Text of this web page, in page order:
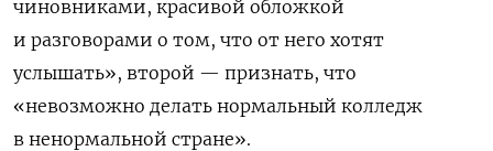
чиновниками, красивой обложкой
и разговорами о том, что от него хотят
услышать», второй — признать, что
«невозможно делать нормальный колледж
в ненормальной стране».